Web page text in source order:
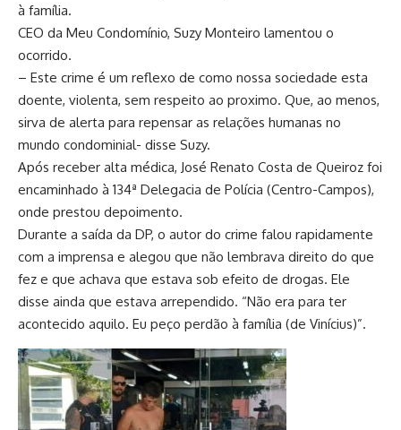
à família.
CEO da Meu Condomínio, Suzy Monteiro lamentou o
ocorrido.
– Este crime é um reflexo de como nossa sociedade esta
doente, violenta, sem respeito ao proximo. Que, ao menos,
sirva de alerta para repensar as relações humanas no
mundo condominial- disse Suzy.
Após receber alta médica, José Renato Costa de Queiroz foi
encaminhado à 134ª Delegacia de Polícia (Centro-Campos),
onde prestou depoimento.
Durante a saída da DP, o autor do crime falou rapidamente
com a imprensa e alegou que não lembrava direito do que
fez e que achava que estava sob efeito de drogas. Ele
disse ainda que estava arrependido. “Não era para ter
acontecido aquilo. Eu peço perdão à família (de Vinícius)”.